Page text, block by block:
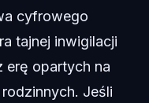
cyfrowego
tajnej inwigilacji
erę opartych na
Jeśli